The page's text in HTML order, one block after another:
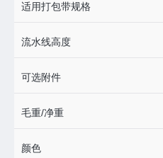
适用打包带规格
流水线高度
可选附件
毛重/净重
颜色